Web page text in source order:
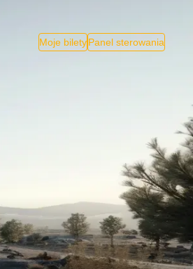
Moje biletyPanel sterowania